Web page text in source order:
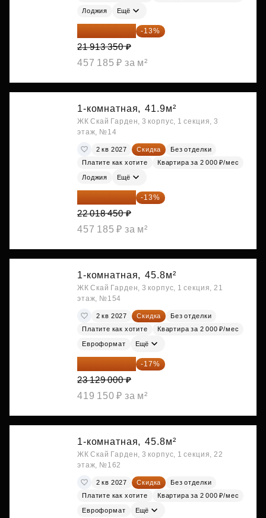
Лоджия Ещё
19 064 615 ₽ -13%
21 913 350 ₽
457 185 ₽ за м²
1-комнатная, 41.9м²
ЖК Скай Гарден, 3 корпус, 1 секция, 3
этаж, №14
2 кв 2027 Скидка
Без отделки
Платите как хотите
Квартира за 2 000 ₽/мес
Лоджия Ещё
19 156 052 ₽ -13%
22 018 450 ₽
457 185 ₽ за м²
1-комнатная, 45.8м²
ЖК Скай Гарден, 3 корпус, 1 секция, 21
этаж, №154
2 кв 2027 Скидка
Без отделки
Платите как хотите
Квартира за 2 000 ₽/мес
Евроформат Ещё
19 197 070 ₽ -17%
23 129 000 ₽
419 150 ₽ за м²
1-комнатная, 45.8м²
ЖК Скай Гарден, 3 корпус, 1 секция, 22
этаж, №162
2 кв 2027 Скидка
Без отделки
Платите как хотите
Квартира за 2 000 ₽/мес
Евроформат Ещё